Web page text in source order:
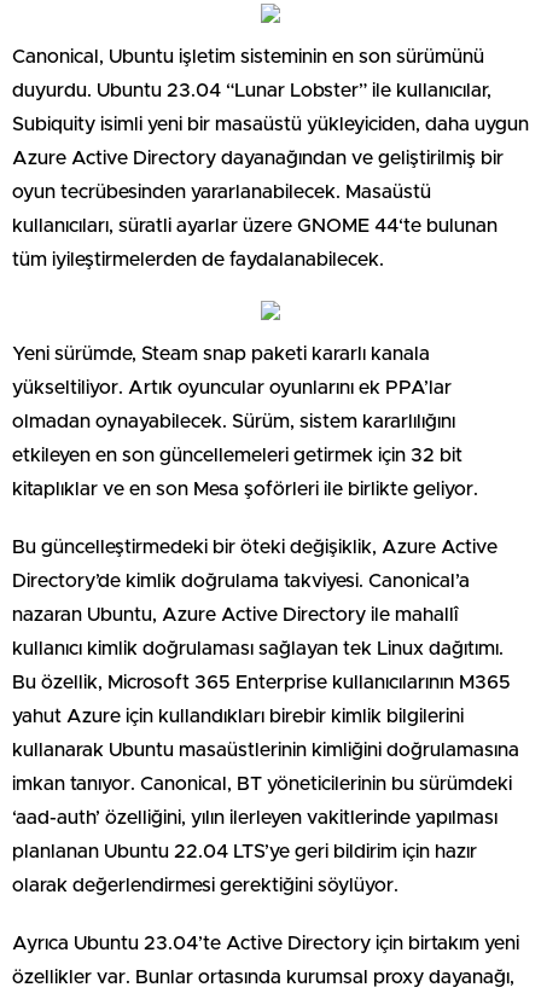
Canonical, Ubuntu işletim sisteminin en son sürümünü
duyurdu. Ubuntu 23.04 “Lunar Lobster” ile kullanıcılar,
Subiquity isimli yeni bir masaüstü yükleyiciden, daha uygun
Azure Active Directory dayanağından ve geliştirilmiş bir
oyun tecrübesinden yararlanabilecek. Masaüstü
kullanıcıları, süratli ayarlar üzere GNOME 44‘te bulunan
tüm iyileştirmelerden de faydalanabilecek.
Yeni sürümde, Steam snap paketi kararlı kanala
yükseltiliyor. Artık oyuncular oyunlarını ek PPA’lar
olmadan oynayabilecek. Sürüm, sistem kararlılığını
etkileyen en son güncellemeleri getirmek için 32 bit
kitaplıklar ve en son Mesa şoförleri ile birlikte geliyor.
Bu güncelleştirmedeki bir öteki değişiklik, Azure Active
Directory’de kimlik doğrulama takviyesi. Canonical’a
nazaran Ubuntu, Azure Active Directory ile mahallî
kullanıcı kimlik doğrulaması sağlayan tek Linux dağıtımı.
Bu özellik, Microsoft 365 Enterprise kullanıcılarının M365
yahut Azure için kullandıkları birebir kimlik bilgilerini
kullanarak Ubuntu masaüstlerinin kimliğini doğrulamasına
imkan tanıyor. Canonical, BT yöneticilerinin bu sürümdeki
‘aad-auth’ özelliğini, yılın ilerleyen vakitlerinde yapılması
planlanan Ubuntu 22.04 LTS’ye geri bildirim için hazır
olarak değerlendirmesi gerektiğini söylüyor.
Ayrıca Ubuntu 23.04’te Active Directory için birtakım yeni
özellikler var. Bunlar ortasında kurumsal proxy dayanağı,